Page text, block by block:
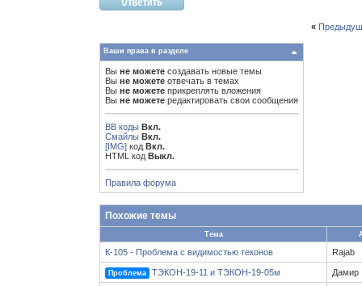
«
Ваши права в разделе
Вы не можете создавать новые темы
Вы не можете отвечать в темах
Вы не можете прикреплять вложения
Вы не можете редактировать свои сообщения
BB коды Вкл.
Смайлы Вкл.
[IMG] код Вкл.
HTML код Выкл.
Правила форума
Похожие темы
Тема
К-105 - Проблема с видимостью теконов Rajab
Проблема ТЭКОН-19-11 и ТЭКОН-19-05м Дамир